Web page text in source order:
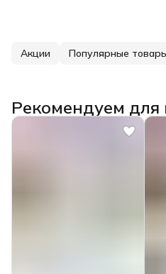
Акции Популярные
Рекомендуем для